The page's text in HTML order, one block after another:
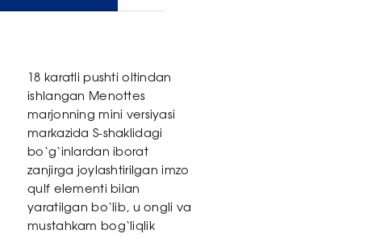
18 karatli pushti oltindan
ishlangan Menottes
marjonning mini versiyasi
markazida S-shaklidagi
bo‘g‘inlardan iborat
zanjirga joylashtirilgan imzo
qulf elementi bilan
yaratilgan bo‘lib, u ongli va
mustahkam bog‘liqlik